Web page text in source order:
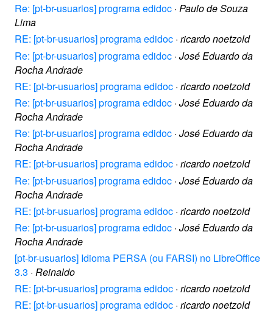
Re: [pt-br-usuarios] programa edidoc · Paulo de Souza
Lima
RE: [pt-br-usuarios] programa edidoc · ricardo noetzold
Re: [pt-br-usuarios] programa edidoc · José Eduardo da
Rocha Andrade
RE: [pt-br-usuarios] programa edidoc · ricardo noetzold
Re: [pt-br-usuarios] programa edidoc · José Eduardo da
Rocha Andrade
Re: [pt-br-usuarios] programa edidoc · José Eduardo da
Rocha Andrade
RE: [pt-br-usuarios] programa edidoc · ricardo noetzold
Re: [pt-br-usuarios] programa edidoc · José Eduardo da
Rocha Andrade
RE: [pt-br-usuarios] programa edidoc · ricardo noetzold
Re: [pt-br-usuarios] programa edidoc · José Eduardo da
Rocha Andrade
[pt-br-usuarios] Idioma PERSA (ou FARSI) no LibreOffice
3.3 · Reinaldo
RE: [pt-br-usuarios] programa edidoc · ricardo noetzold
RE: [pt-br-usuarios] programa edidoc · ricardo noetzold